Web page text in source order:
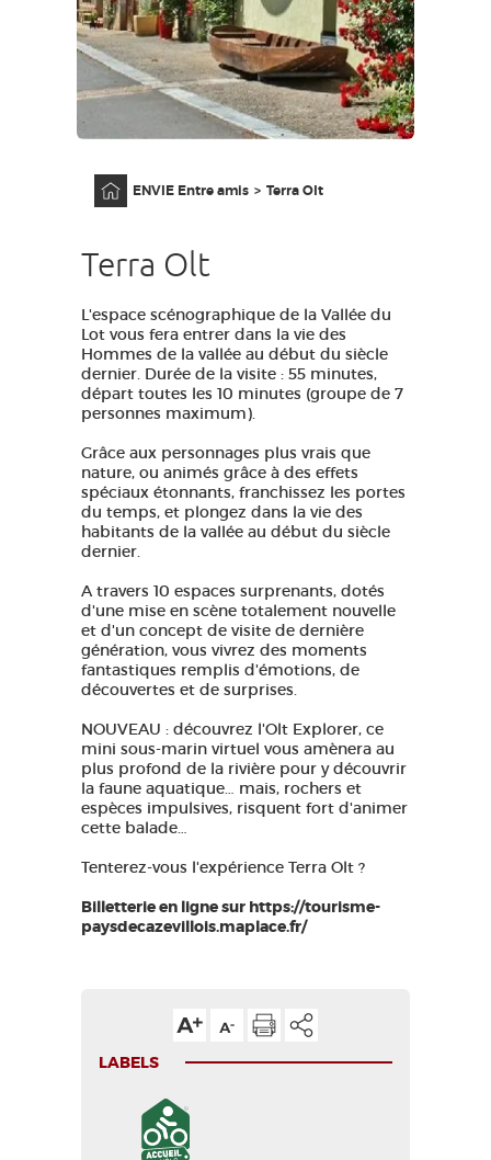
MA SÉLECTION
FR
ENVIE Entre amis Terra Olt
Terra Olt
L'espace scénographique de la Vallée du
Lot vous fera entrer dans la vie des
Hommes de la vallée au début du siècle
dernier. Durée de la visite : 55 minutes,
départ toutes les 10 minutes (groupe de 7
personnes maximum).
Grâce aux personnages plus vrais que
nature, ou animés grâce à des effets
spéciaux étonnants, franchissez les portes
du temps, et plongez dans la vie des
habitants de la vallée au début du siècle
dernier.
A travers 10 espaces surprenants, dotés
d'une mise en scène totalement nouvelle
et d'un concept de visite de dernière
génération, vous vivrez des moments
fantastiques remplis d'émotions, de
découvertes et de surprises.
NOUVEAU : découvrez l'Olt Explorer, ce
mini sous-marin virtuel vous amènera au
plus profond de la rivière pour y découvrir
la faune aquatique… mais, rochers et
espèces impulsives, risquent fort d'animer
cette balade…
Tenterez-vous l'expérience Terra Olt ?
Billetterie en ligne sur https://tourisme-
paysdecazevillois.maplace.fr/
LABELS